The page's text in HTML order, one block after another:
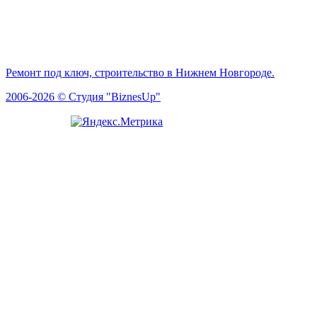
Ремонт под ключ, строительство в Нижнем Новгороде.
2006-2026 © Студия "BiznesUp"